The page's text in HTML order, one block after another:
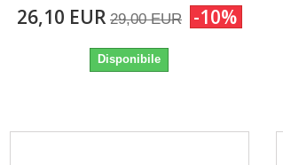
26,10 EUR 29,00 EUR -10%
Disponibile